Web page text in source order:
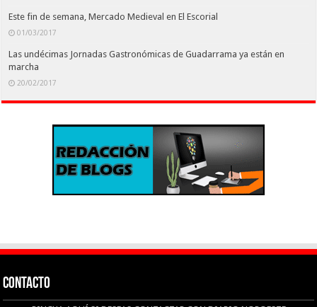
Este fin de semana, Mercado Medieval en El Escorial
01/03/2017
Las undécimas Jornadas Gastronómicas de Guadarrama ya están en
marcha
20/02/2017
CONTACTO